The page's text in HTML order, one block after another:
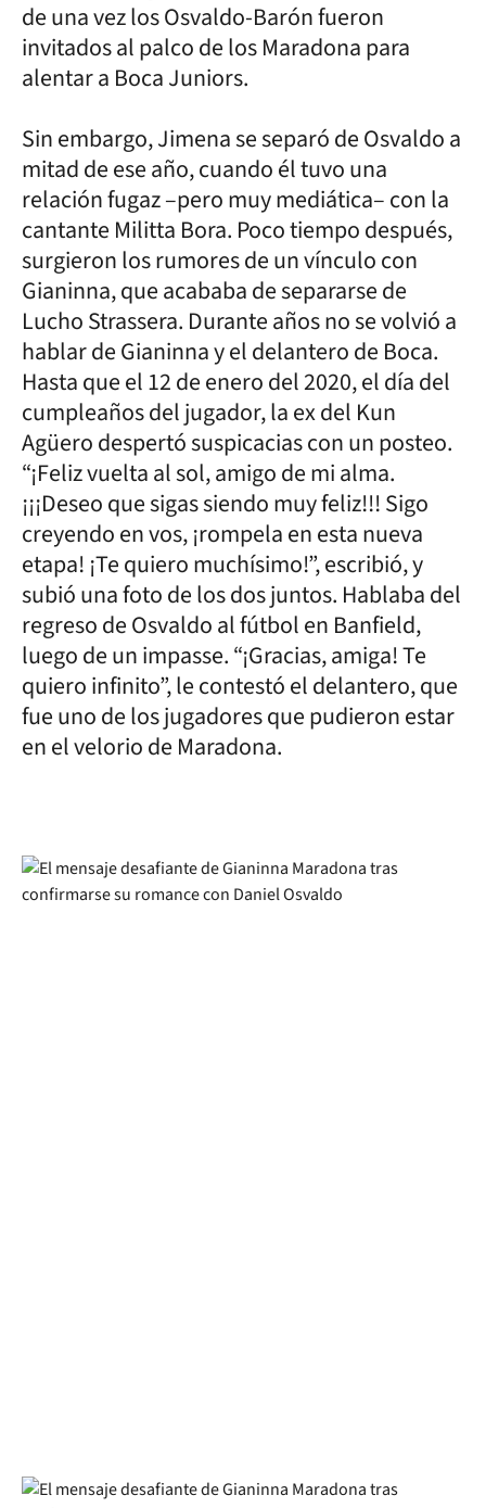
de una vez los Osvaldo-Barón fueron
invitados al palco de los Maradona para
alentar a Boca Juniors.
Sin embargo, Jimena se separó de Osvaldo a
mitad de ese año, cuando él tuvo una
relación fugaz –pero muy mediática– con la
cantante Militta Bora. Poco tiempo después,
surgieron los rumores de un vínculo con
Gianinna, que acababa de separarse de
Lucho Strassera. Durante años no se volvió a
hablar de Gianinna y el delantero de Boca.
Hasta que el 12 de enero del 2020, el día del
cumpleaños del jugador, la ex del Kun
Agüero despertó suspicacias con un posteo.
“¡Feliz vuelta al sol, amigo de mi alma.
¡¡¡Deseo que sigas siendo muy feliz!!! Sigo
creyendo en vos, ¡rompela en esta nueva
etapa! ¡Te quiero muchísimo!”, escribió, y
subió una foto de los dos juntos. Hablaba del
regreso de Osvaldo al fútbol en Banfield,
luego de un impasse. “¡Gracias, amiga! Te
quiero infinito”, le contestó el delantero, que
fue uno de los jugadores que pudieron estar
en el velorio de Maradona.